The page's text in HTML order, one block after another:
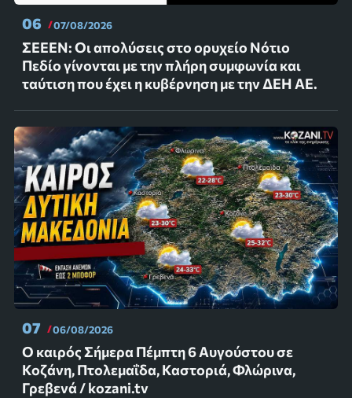
06 07/08/2026
ΣΕΕΕΝ: Οι απολύσεις στο ορυχείο Νότιο
Πεδίο γίνονται με την πλήρη συμφωνία και
ταύτιση που έχει η κυβέρνηση με την ΔΕΗ ΑΕ.
07 06/08/2026
Ο καιρός Σήμερα Πέμπτη 6 Αυγούστου σε
Κοζάνη, Πτολεμαΐδα, Καστοριά, Φλώρινα,
Γρεβενά / kozani.tv